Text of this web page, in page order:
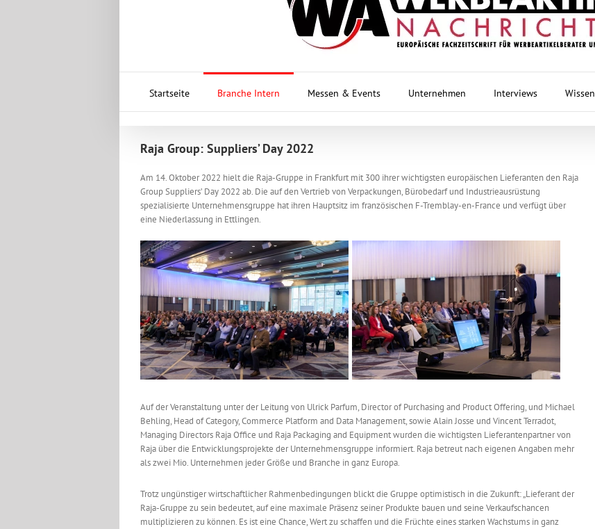
Startseite Branche Intern Messen & Events Unternehmen Interviews Wissen
Raja Group: Suppliers’ Day 2022
Am 14. Oktober 2022 hielt die Raja-Gruppe in Frankfurt mit 300 ihrer wichtigsten europäischen Lieferanten den Raja
Group Suppliers’ Day 2022 ab. Die auf den Vertrieb von Verpackungen, Bürobedarf und Industrieausrüstung
spezialisierte Unternehmensgruppe hat ihren Hauptsitz im französischen F-Tremblay-en-France und verfügt über
eine Niederlassung in Ettlingen.
Auf der Veranstaltung unter der Leitung von Ulrick Parfum, Director of Purchasing and Product Offering, und Michael
Behling, Head of Category, Commerce Platform and Data Management, sowie Alain Josse und Vincent Terradot,
Managing Directors Raja Office und Raja Packaging and Equipment wurden die wichtigsten Lieferantenpartner von
Raja über die Entwicklungsprojekte der Unternehmensgruppe informiert. Raja betreut nach eigenen Angaben mehr
als zwei Mio. Unternehmen jeder Größe und Branche in ganz Europa.
Trotz ungünstiger wirtschaftlicher Rahmenbedingungen blickt die Gruppe optimistisch in die Zukunft: „Lieferant der
Raja-Gruppe zu sein bedeutet, auf eine maximale Präsenz seiner Produkte bauen und seine Verkaufschancen
multiplizieren zu können. Es ist eine Chance, Wert zu schaffen und die Früchte eines starken Wachstums in ganz